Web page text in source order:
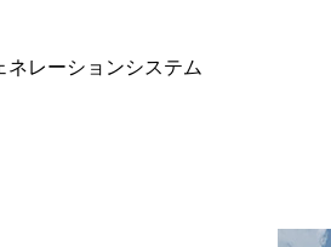
レーションシステム